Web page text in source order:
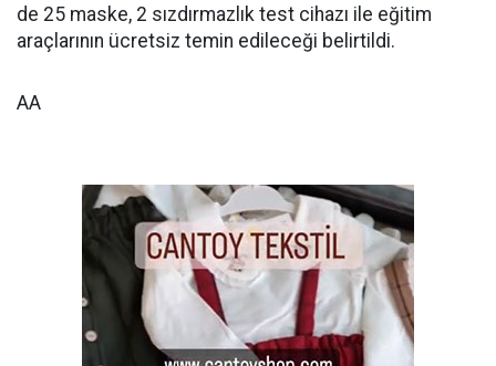
de 25 maske, 2 sızdırmazlık test cihazı ile eğitim
araçlarının ücretsiz temin edileceği belirtildi.
AA